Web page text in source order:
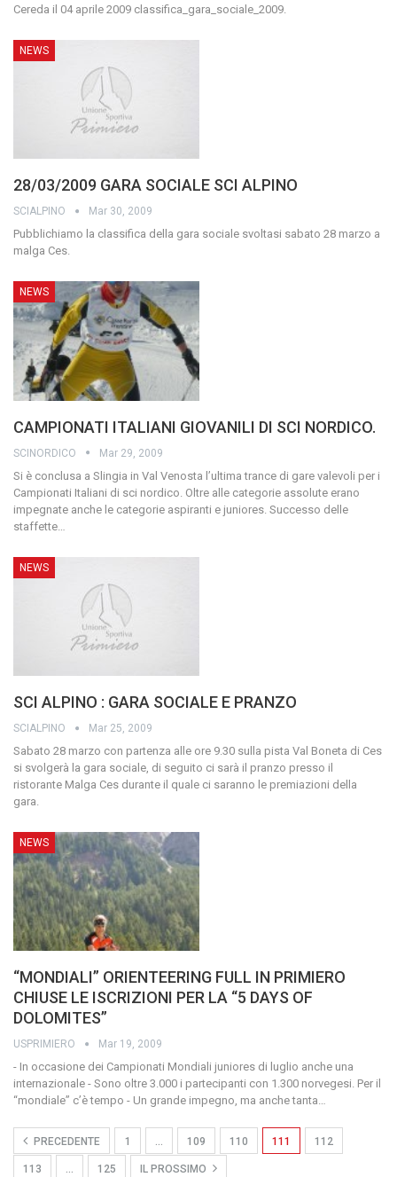
Cereda il 04 aprile 2009 classifica_gara_sociale_2009.
NEWS
28/03/2009 GARA SOCIALE SCI ALPINO
SCIALPINO Mar 30, 2009
Pubblichiamo la classifica della gara sociale svoltasi sabato 28 marzo a
malga Ces.
NEWS
CAMPIONATI ITALIANI GIOVANILI DI SCI NORDICO.
SCINORDICO Mar 29, 2009
Si è conclusa a Slingia in Val Venosta l’ultima trance di gare valevoli per i
Campionati Italiani di sci nordico. Oltre alle categorie assolute erano
impegnate anche le categorie aspiranti e juniores. Successo delle
staffette
NEWS
SCI ALPINO : GARA SOCIALE E PRANZO
SCIALPINO Mar 25, 2009
Sabato 28 marzo con partenza alle ore 9.30 sulla pista Val Boneta di Ces
si svolgerà la gara sociale, di seguito ci sarà il pranzo presso il
ristorante Malga Ces durante il quale ci saranno le premiazioni della
gara.
NEWS
“MONDIALI” ORIENTEERING FULL IN PRIMIERO
CHIUSE LE ISCRIZIONI PER LA “5 DAYS OF
DOLOMITES”
USPRIMIERO Mar 19, 2009
- In occasione dei Campionati Mondiali juniores di luglio anche una
internazionale - Sono oltre 3.000 i partecipanti con 1.300 norvegesi. Per il
“mondiale” c’è tempo - Un grande impegno, ma anche tanta…
PRECEDENTE 1 … 109 110 111 112
113 … 125 IL PROSSIMO